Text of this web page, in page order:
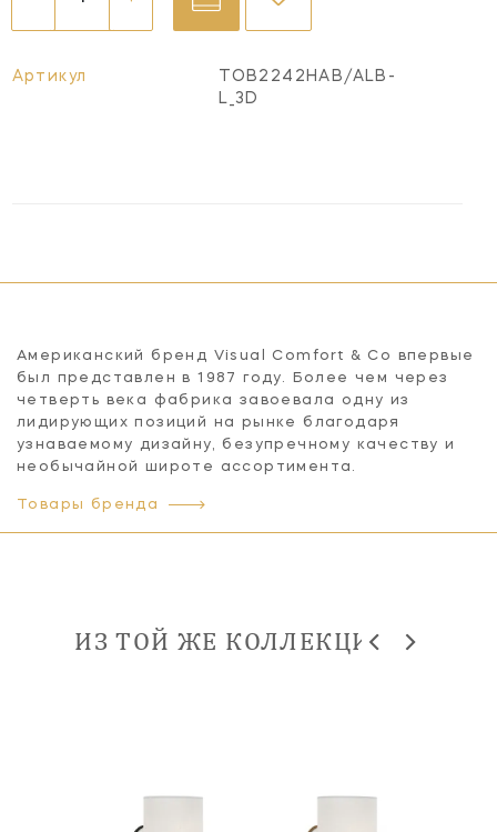
Артикул
TOB2242HAB/ALB-
L_3D
Американский бренд Visual Comfort & Co впервые
был представлен в 1987 году. Более чем через
четверть века фабрика завоевала одну из
лидирующих позиций на рынке благодаря
узнаваемому дизайну, безупречному качеству и
необычайной широте ассортимента.
Товары бренда
ИЗ ТОЙ ЖЕ КОЛЛЕКЦИИ